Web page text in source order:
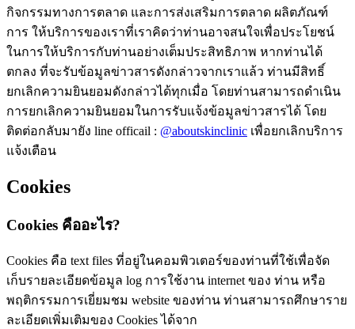
กิจกรรมทางการตลาด และการส่งเสริมการตลาด ผลิตภัณฑ์
การ ให้บริการของเราที่เราคิดว่าท่านอาจสนใจเพื่อประโยชน์
ในการให้บริการกับท่านอย่างเต็มประสิทธิภาพ หากท่านได้
ตกลง ที่จะรับข้อมูลข่าวสารดังกล่าวจากเราแล้ว ท่านมีสิทธิ์
ยกเลิกความยินยอมดังกล่าวได้ทุกเมื่อ โดยท่านสามารถดำเนิน
การยกเลิกความยินยอมในการรับแจ้งข้อมูลข่าวสารได้ โดย
ติดต่อกลับมายัง line officail : @aboutskinclinic เพื่อยกเลิกบริการ
แจ้งเตือน
Cookies
Cookies คืออะไร?
Cookies คือ text files ที่อยู่ในคอมพิวเตอร์ของท่านที่ใช้เพื่อจัด
เก็บรายละเอียดข้อมูล log การใช้งาน internet ของ ท่าน หรือ
พฤติกรรมการเยี่ยมชม website ของท่าน ท่านสามารถศึกษาราย
ละเอียดเพิ่มเติมของ Cookies ได้จาก